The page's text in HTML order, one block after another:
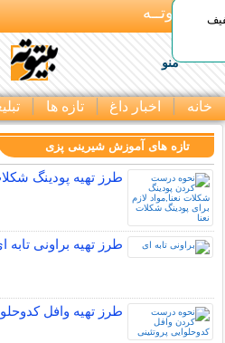
بـیتوتــه
منو
خانه اخبار داغ تازه ها
50% تخفیف
تازه های آموزش شیرینی پزی
طرز تهیه پودینگ
طرز تهیه براونی تابه
طرز تهیه وافل